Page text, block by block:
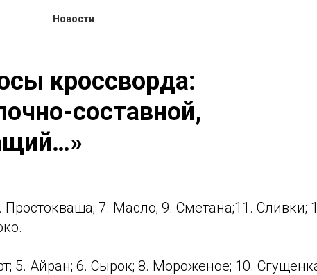
Новости
кроссворда:
составной,
Простокваша; 7. Масло; 9. Сметана;11. Сливки;
5. Айран; 6. Сырок; 8. Мороженое; 10.